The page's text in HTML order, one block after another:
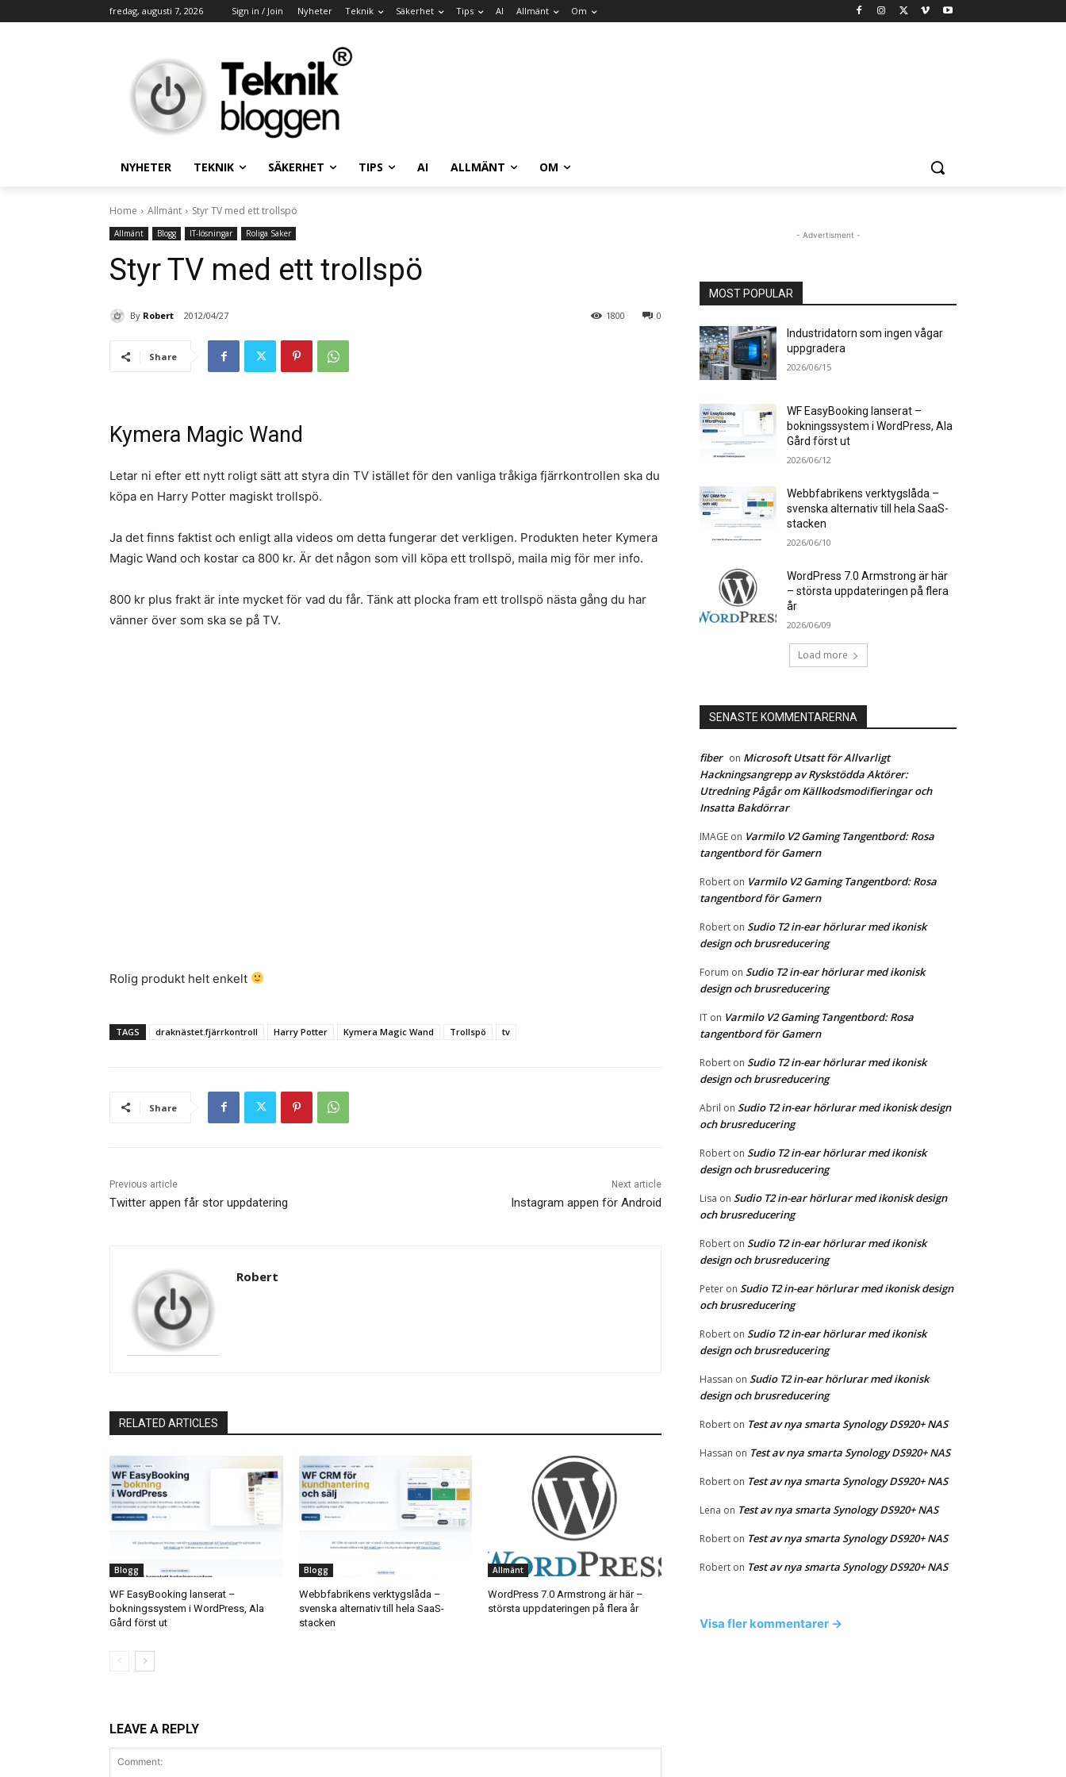
fredag, augusti 7, 2026 Sign in / Join Nyheter Teknik Säkerhet Tips AI Allmänt Om
NYHETER TEKNIK SÄKERHET TIPS AI ALLMÄNT OM
Home Allmänt Styr TV med ett trollspö
Allmänt Blogg IT-lösningar Roliga Saker
Styr TV med ett trollspö
By Robert 2012/04/27 0
1800
Share
Kymera Magic Wand
Letar ni efter ett nytt roligt sätt att styra din TV istället för den vanliga tråkiga fjärrkontrollen ska du
köpa en Harry Potter magiskt trollspö.
Ja det finns faktist och enligt alla videos om detta fungerar det verkligen. Produkten heter Kymera
Magic Wand och kostar ca 800 kr. Är det någon som vill köpa ett trollspö, maila mig för mer info.
800 kr plus frakt är inte mycket för vad du får. Tänk att plocka fram ett trollspö nästa gång du har
vänner över som ska se på TV.
Rolig produkt helt enkelt
TAGS draknästet.fjärrkontroll Harry Potter Kymera Magic Wand Trollspö tv
Share
Previous article
Twitter appen får stor uppdatering
Next article
Instagram appen för Android
Robert
RELATED ARTICLES
Blogg
WF EasyBooking lanserat –
bokningssystem i WordPress, Ala
Gård först ut
Blogg
Webbfabrikens verktygslåda –
svenska alternativ till hela SaaS-
stacken
Allmänt
WordPress 7.0 Armstrong är här –
största uppdateringen på flera år
LEAVE A REPLY
- Advertisment -
MOST POPULAR
Industridatorn som ingen vågar
uppgradera
2026/06/15
WF EasyBooking lanserat –
bokningssystem i WordPress, Ala
Gård först ut
2026/06/12
Webbfabrikens verktygslåda –
svenska alternativ till hela SaaS-
stacken
2026/06/10
WordPress 7.0 Armstrong är här
– största uppdateringen på flera
år
2026/06/09
Load more
SENASTE KOMMENTARERNA
fiber on Microsoft Utsatt för Allvarligt
Hackningsangrepp av Ryskstödda Aktörer:
Utredning Pågår om Källkodsmodifieringar och
Insatta Bakdörrar
IMAGE on Varmilo V2 Gaming Tangentbord: Rosa
tangentbord för Gamern
Robert on Varmilo V2 Gaming Tangentbord: Rosa
tangentbord för Gamern
Robert on Sudio T2 in-ear hörlurar med ikonisk
design och brusreducering
Forum on Sudio T2 in-ear hörlurar med ikonisk
design och brusreducering
IT on Varmilo V2 Gaming Tangentbord: Rosa
tangentbord för Gamern
Robert on Sudio T2 in-ear hörlurar med ikonisk
design och brusreducering
Abril on Sudio T2 in-ear hörlurar med ikonisk design
och brusreducering
Robert on Sudio T2 in-ear hörlurar med ikonisk
design och brusreducering
Lisa on Sudio T2 in-ear hörlurar med ikonisk design
och brusreducering
Robert on Sudio T2 in-ear hörlurar med ikonisk
design och brusreducering
Peter on Sudio T2 in-ear hörlurar med ikonisk design
och brusreducering
Robert on Sudio T2 in-ear hörlurar med ikonisk
design och brusreducering
Hassan on Sudio T2 in-ear hörlurar med ikonisk
design och brusreducering
Robert on Test av nya smarta Synology DS920+ NAS
Hassan on Test av nya smarta Synology DS920+ NAS
Robert on Test av nya smarta Synology DS920+ NAS
Lena on Test av nya smarta Synology DS920+ NAS
Robert on Test av nya smarta Synology DS920+ NAS
Robert on Test av nya smarta Synology DS920+ NAS
Visa fler kommentarer →